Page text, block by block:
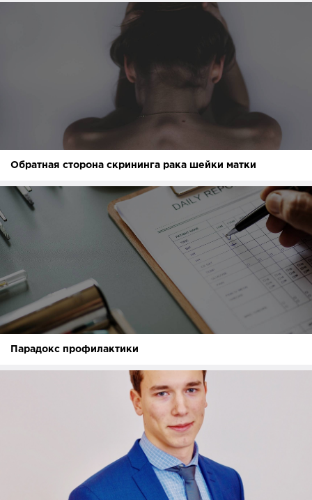
Обратная сторона скрининга рака шейки матки
Парадокс профилактики